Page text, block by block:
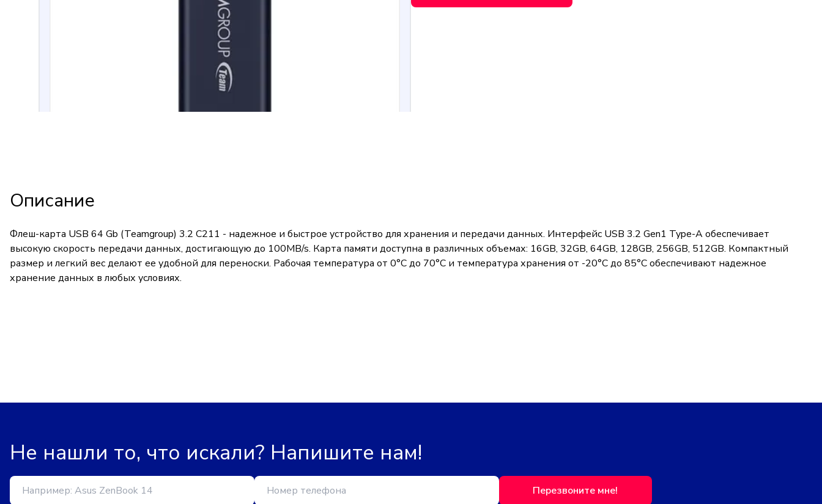
Описание
Флеш-карта USB 64 Gb (Teamgroup) 3.2 C211 - надежное и быстрое устройство для хранения и передачи данных. Интерфейс USB 3.2 Gen1 Type-A обеспечивает
высокую скорость передачи данных, достигающую до 100MB/s. Карта памяти доступна в различных объемах: 16GB, 32GB, 64GB, 128GB, 256GB, 512GB. Компактный
размер и легкий вес делают ее удобной для переноски. Рабочая температура от 0°C до 70°C и температура хранения от -20°C до 85°C обеспечивают надежное
хранение данных в любых условиях.
Не нашли то, что искали? Напишите нам!
Перезвоните мне!